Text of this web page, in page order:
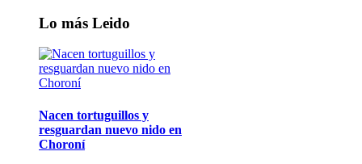
Lo más Leido
Nacen tortuguillos y
resguardan nuevo nido en
Choroní